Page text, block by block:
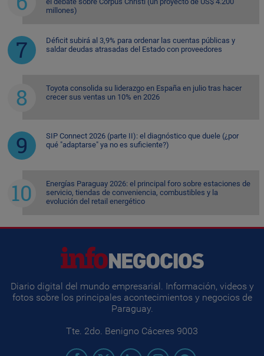
millones)
Déficit subirá al 3,9% para ordenar las cuentas públicas y
saldar deudas atrasadas del Estado con proveedores
Toyota consolida su liderazgo en España en julio tras hacer
crecer sus ventas un 10% en 2026
SIP Connect 2026 (parte II): el diagnóstico que duele (¿por
qué "adaptarse" ya no es suficiente?)
Energías Paraguay 2026: el principal foro sobre estaciones de
servicio, tiendas de conveniencia, combustibles y la
evolución del retail energético
Diario digital del mundo empresarial. Información, videos y
fotos sobre los principales acontecimientos y negocios de
Paraguay.
Tte. 2do. Benigno Cáceres 9003